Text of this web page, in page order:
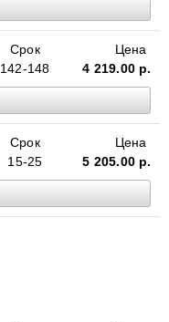
Срок
142-148
Цена
4 219.00 р.
Срок
15-25
Цена
5 205.00 р.